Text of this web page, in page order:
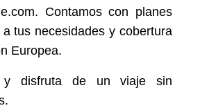
Contamos con planes
tus necesidades y cobertura
Europea.
y disfruta de un viaje sin